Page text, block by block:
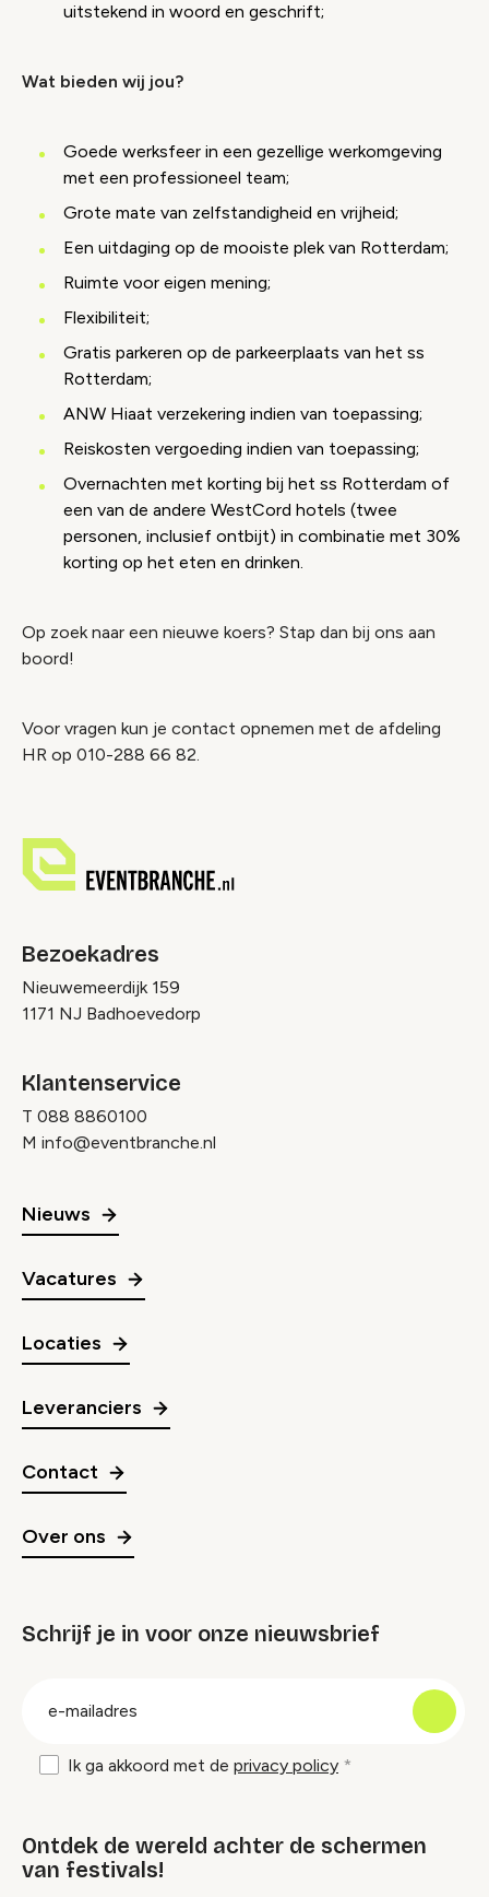
uitstekend in woord en geschrift;
Wat bieden wij jou?
Goede werksfeer in een gezellige werkomgeving
met een professioneel team;
Grote mate van zelfstandigheid en vrijheid;
Een uitdaging op de mooiste plek van Rotterdam;
Ruimte voor eigen mening;
Flexibiliteit;
Gratis parkeren op de parkeerplaats van het ss
Rotterdam;
ANW Hiaat verzekering indien van toepassing;
Reiskosten vergoeding indien van toepassing;
Overnachten met korting bij het ss Rotterdam of
een van de andere WestCord hotels (twee
personen, inclusief ontbijt) in combinatie met 30%
korting op het eten en drinken.
Op zoek naar een nieuwe koers? Stap dan bij ons aan
boord!
Voor vragen kun je contact opnemen met de afdeling
HR op 010-288 66 82.
Bezoekadres
Nieuwemeerdijk 159
1171 NJ Badhoevedorp
Klantenservice
T 088 8860100
M info@eventbranche.nl
Nieuws
Vacatures
Locaties
Leveranciers
Contact
Over ons
Schrijf je in voor onze nieuwsbrief
Ik ga akkoord met de privacy policy
Ontdek de wereld achter de schermen
van festivals!